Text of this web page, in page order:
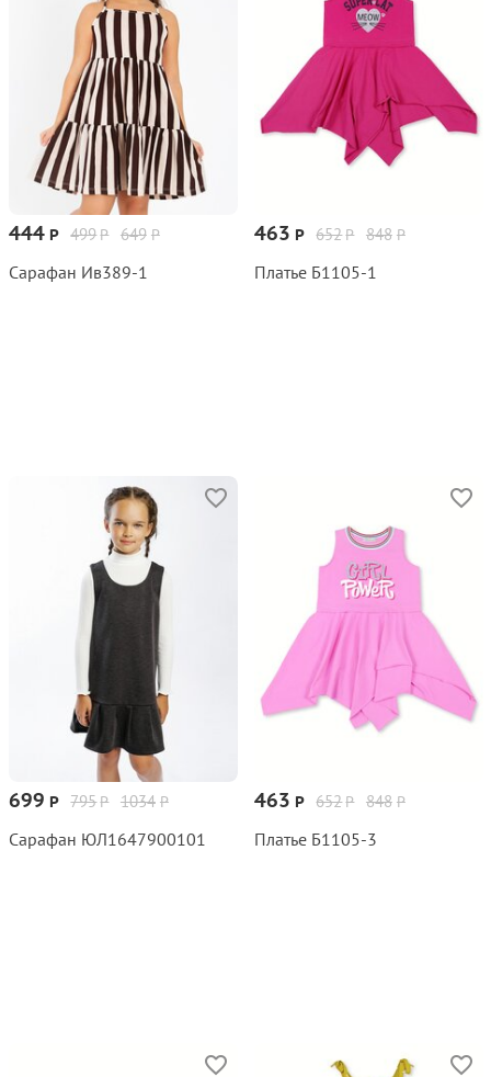
649 Р
499Р
444 Р
Сарафан Ив389‑1
848 Р
652Р
463 Р
Платье Б1105‑1
1034 Р
795Р
699 Р
Сарафан ЮЛ1647900101
848 Р
652Р
463 Р
Платье Б1105‑3